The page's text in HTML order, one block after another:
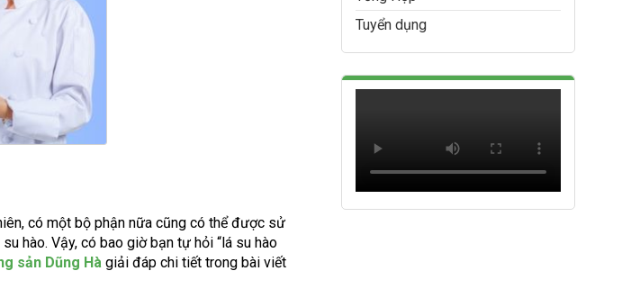
có một bộ phận nữa cũng có thể được sử
hào. Vậy, có bao giờ bạn tự hỏi “lá su hào
sản Dũng Hà giải đáp chi tiết trong bài viết
Tuyển dụng